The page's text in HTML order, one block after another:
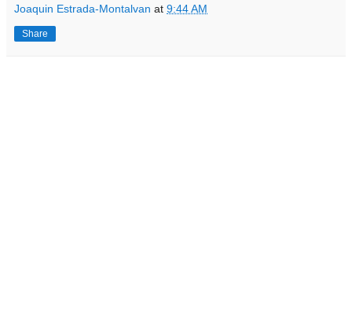
Joaquin Estrada-Montalvan at 9:44 AM
Share